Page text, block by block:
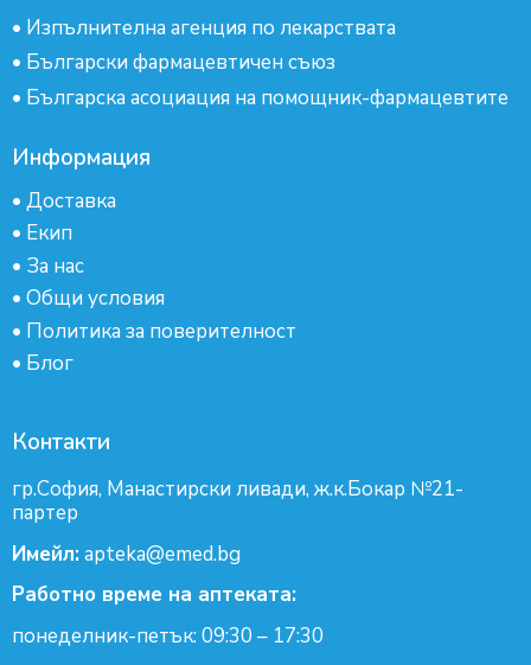
• Изпълнителна агенция по лекарствата
• Български фармацевтичен съюз
• Българска асоциация на помощник-фармацевтите
Информация
• Доставка
• Екип
• За нас
• Общи условия
• Политика за поверителност
• Блог
Контакти
гр.София, Манастирски ливади, ж.к.Бокар №21-
партер
Имейл:apteka@emed.bg
Работно време на аптеката:
понеделник-петък: 09:30 – 17:30